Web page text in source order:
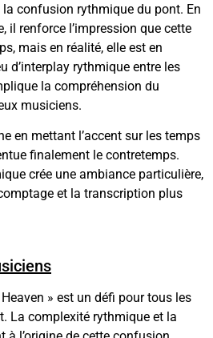
confusion rythmique du pont. En
il renforce l’impression que cette
mais en réalité, elle est en
d’interplay rythmique entre les
la compréhension du
musiciens.
en mettant l’accent sur les temps
finalement le contretemps.
crée une ambiance particulière,
et la transcription plus
» est un défi pour tous les
La complexité rythmique et la